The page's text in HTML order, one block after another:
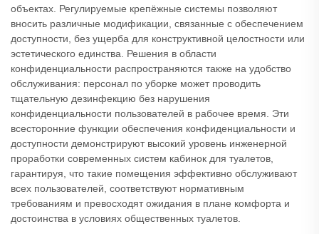
объектах. Регулируемые крепёжные системы позволяют
вносить различные модификации, связанные с обеспечением
доступности, без ущерба для конструктивной целостности или
эстетического единства. Решения в области
конфиденциальности распространяются также на удобство
обслуживания: персонал по уборке может проводить
тщательную дезинфекцию без нарушения
конфиденциальности пользователей в рабочее время. Эти
всесторонние функции обеспечения конфиденциальности и
доступности демонстрируют высокий уровень инженерной
проработки современных систем кабинок для туалетов,
гарантируя, что такие помещения эффективно обслуживают
всех пользователей, соответствуют нормативным
требованиям и превосходят ожидания в плане комфорта и
достоинства в условиях общественных туалетов.